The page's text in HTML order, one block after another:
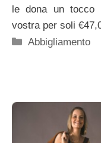
le dona un tocco
vostra per soli
Categorie
Abbigliamento